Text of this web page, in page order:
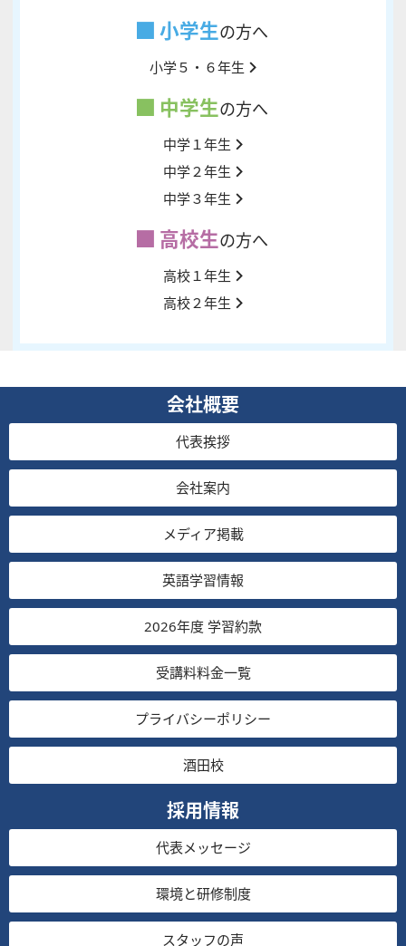
小学生の方へ
小学５・６年生
中学生の方へ
中学１年生
中学２年生
中学３年生
高校生の方へ
高校１年生
高校２年生
会社概要
代表挨拶
会社案内
メディア掲載
英語学習情報
2026年度 学習約款
受講料料金一覧
プライバシーポリシー
酒田校
採用情報
代表メッセージ
環境と研修制度
スタッフの声